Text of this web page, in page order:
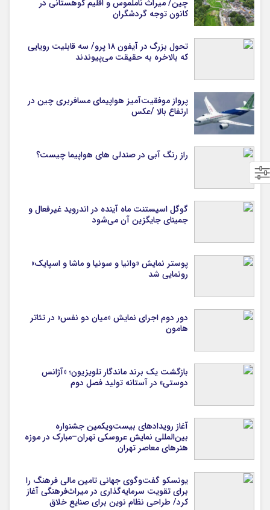
چین/ میراث ناملموس و اقلیم کوهستانی در
کانون توجه گردشگران
تحول بزرگ در آیفون ۱۸ پرو/ سه قابلیت رویایی
که بالاخره به حقیقت می‌پیوندند
پرواز موفقیت‌آمیز هواپیمای مسافربری چین در
ارتفاع بالا /عکس
راز رنگ آبی در صندلی های هواپیما چیست؟
گوگل اسیستنت ماه آینده در اندروید غیرفعال و
جمینای جایگزین آن می‌شود
پوستر نمایش «وانیا و سونیا و ماشا و اسپایک»
رونمایی شد
دور دوم اجرای نمایش «میان دو نفس» در تئاتر
هامون
بازگشت یک برند ماندگار تلویزیون؛ «آژانس
دوستی» در آستانه تولید فصل دوم
آغاز رویدادهای بیست‌ویکمین جشنواره
بین‌المللی نمایش عروسکی تهران–مبارک در موزه
هنرهای معاصر تهران
یونسکو گفت‌وگوی جهانی تامین مالی فرهنگ را
برای تقویت سرمایه‌گذاری در میراث‌فرهنگی آغاز
کرد/ طراحی نظام نوین برای صنایع خلاق